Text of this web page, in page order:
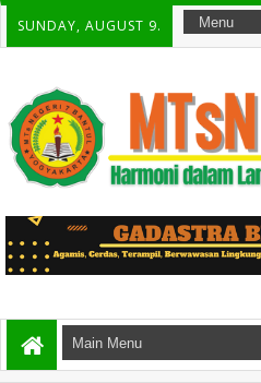
SUNDAY, AUGUST 9.